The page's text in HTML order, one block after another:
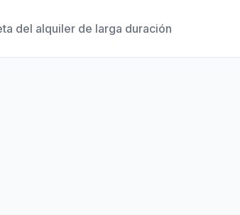
del alquiler de larga duración